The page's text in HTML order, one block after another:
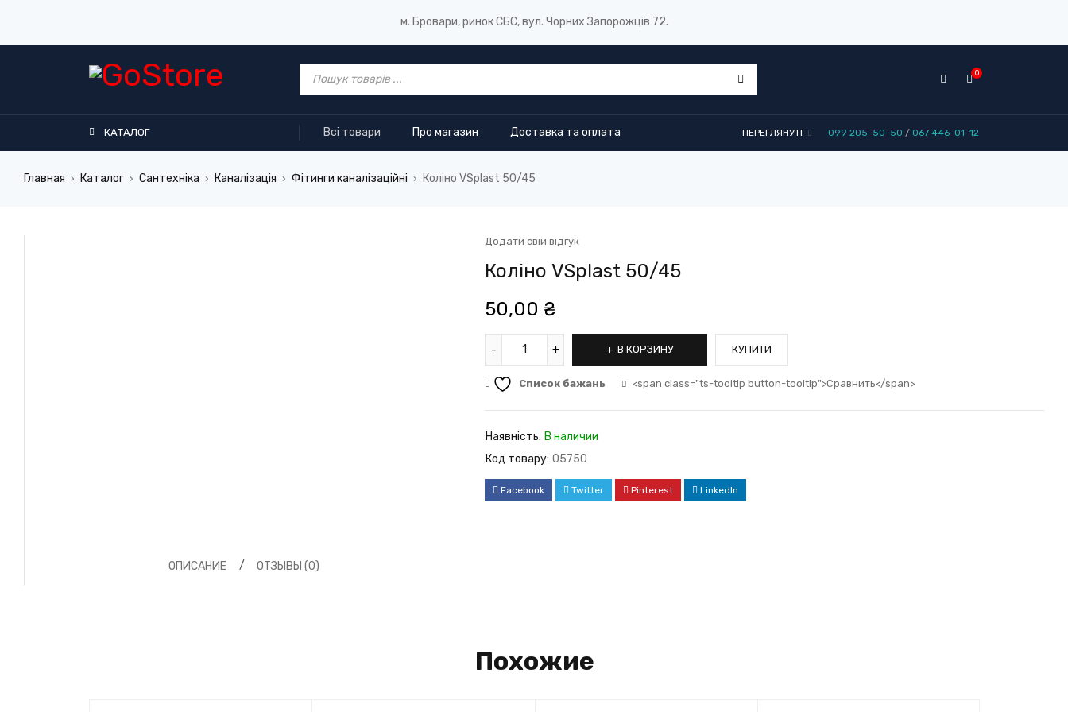
м. Бровари, ринок СБС, вул. Чорних Запорожців 72.
0
КАТАЛОГ Всі товари Про магазин Доставка та оплата 099 205-50-50 / 067 446-01-12
ПЕРЕГЛЯНУТІ
Главная › Каталог › Сантехніка › Каналізація › Фітинги каналізаційні › Коліно VSplast 50/45
Додати свій відгук
Коліно VSplast 50/45
50,00 ₴
В КОРЗИНУ КУПИТИ
Список бажань <span class="ts-tooltip button-tooltip">Сравнить</span>
Наявність: В наличии
Код товару: 05750
Facebook Twitter Pinterest LinkedIn
ОПИСАНИЕ ОТЗЫВЫ (0)
Похожие